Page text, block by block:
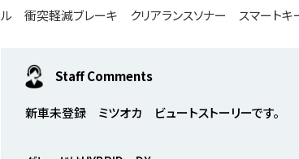
ル 衝突軽減ブレーキ クリアランスソナー スマートキ
Staff Comments
新車未登録 ミツオカ ビュートストーリーです。